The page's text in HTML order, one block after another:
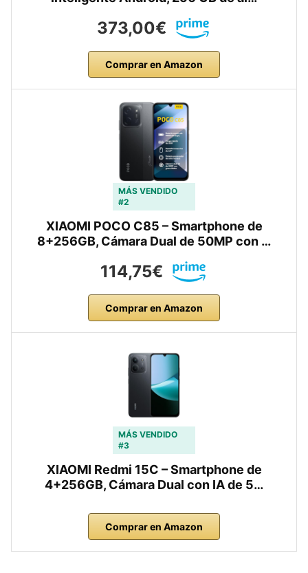
373,00€
Comprar en Amazon
MÁS VENDIDO
#2
XIAOMI POCO C85 – Smartphone de
8+256GB, Cámara Dual de 50MP con …
114,75€
Comprar en Amazon
MÁS VENDIDO
#3
XIAOMI Redmi 15C – Smartphone de
4+256GB, Cámara Dual con IA de 5…
Comprar en Amazon